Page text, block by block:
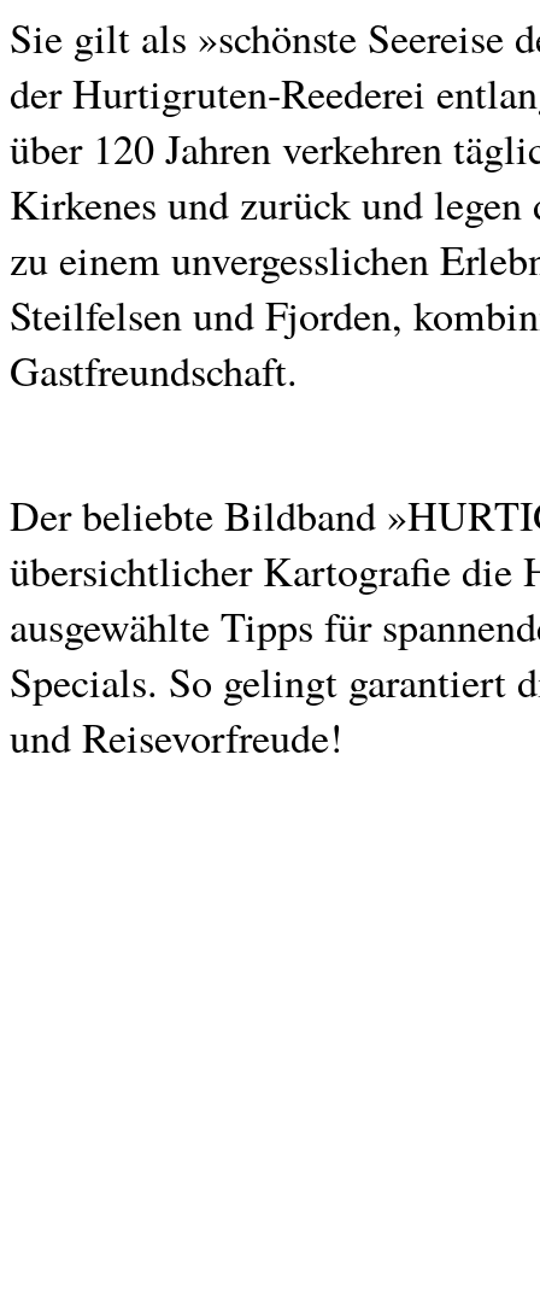
Sie gilt als »schönste Seereise
der Hurtigruten-Reederei
über 120 Jahren verkehren
Kirkenes und zurück und
zu einem unvergesslichen
Steilfelsen und Fjorden,
Gastfreundschaft.
Der beliebte Bildband
übersichtlicher Kartografie die
ausgewählte Tipps für
Specials. So gelingt garantiert
und Reisevorfreude!